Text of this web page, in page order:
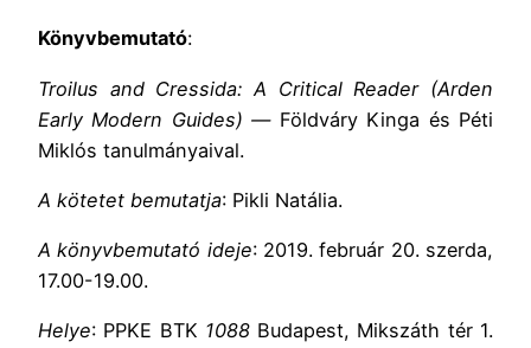
Könyvbemutató:
Troilus and Cressida: A Critical Reader (Arden
Early Modern Guides) — Földváry Kinga és Péti
Miklós tanulmányaival.
A kötetet bemutatja: Pikli Natália.
A könyvbemutató ideje: 2019. február 20. szerda,
17.00-19.00.
Helye: PPKE BTK 1088 Budapest, Mikszáth tér 1.